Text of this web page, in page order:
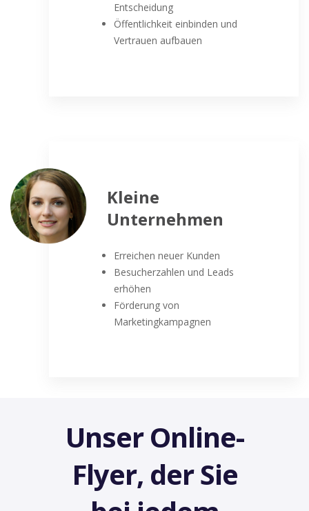
Entscheidung
Öffentlichkeit einbinden und
Vertrauen aufbauen
Kleine
Unternehmen
Erreichen neuer Kunden
Besucherzahlen und Leads
erhöhen
Förderung von
Marketingkampagnen
Unser Online-
Flyer, der Sie